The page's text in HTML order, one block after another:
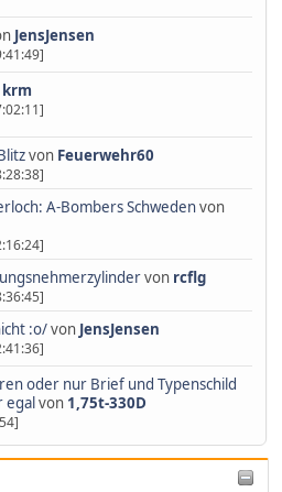
JensJensen
krm
von Feuerwehr60
A-Bombers Schwedenvon
von rcflg
:o/von JensJensen
oder nur Brief und Typenschild
egalvon 1,75t-330D